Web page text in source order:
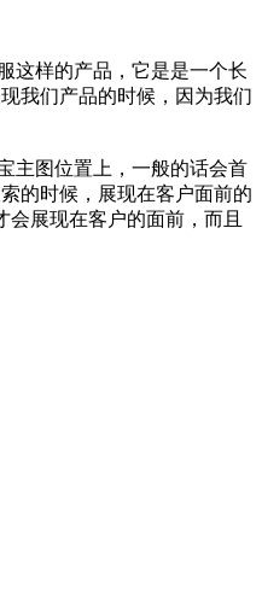
这样的产品，它是是一个长
我们产品的时候，因为我们
主图位置上，一般的话会首
的时候，展现在客户面前的
展现在客户的面前，而且